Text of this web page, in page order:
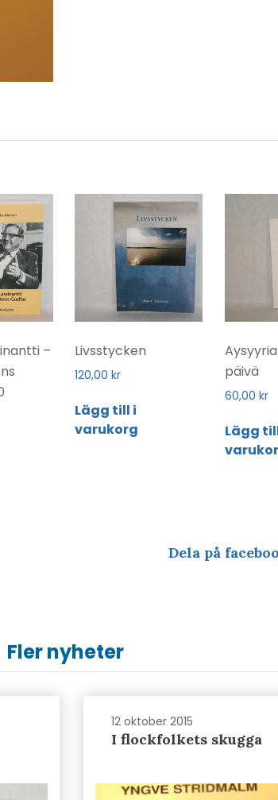
–
Livsstycken
120,00kr
Lägg till i
varukorg
päivä
60,00kr
Lägg
Dela på
Fler nyheter
12 oktober 2015
I flockfolkets skugga